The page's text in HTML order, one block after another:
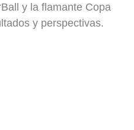
y la flamante Copa
y perspectivas.